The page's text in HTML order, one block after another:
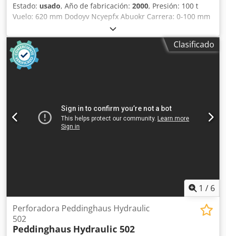
Estado: usado, Año de fabricación: 2000, Presión: 100 t
Vuelo: 620 mm Dodoyv Ncyepfx Abuokr Carrera: 0-100 mm
Diámetro del orificio en el espesor de la chapa: 40 mm en
20 mm Número de carreras: 49 carreras/min Potencia total
requerida: 15 kW Peso de la máquina: aprox. 3.500 kg
Accesorios: - Transportadores de rodillos
Clasificado
1 / 6
Perforadora Peddinghaus Hydraulic
502
Peddinghaus Hydraulic 502